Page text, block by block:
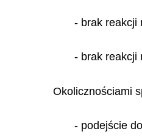
- brak reakcji
- brak reakcji
Okolicznościami
- podejście